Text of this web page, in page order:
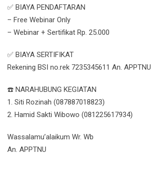
✅ BIAYA PENDAFTARAN
– Free Webinar Only
– Webinar + Sertifikat Rp. 25.000
✅ BIAYA SERTIFIKAT
Rekening BSI no.rek 7235345611 An. APPTNU
☎️ NARAHUBUNG KEGIATAN
1. Siti Rozinah (087887018823)
2. Hamid Sakti Wibowo (081225617934)
Wassalamu’alaikum Wr. Wb
An. APPTNU